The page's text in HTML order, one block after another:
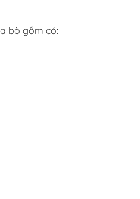
bò gồm có: